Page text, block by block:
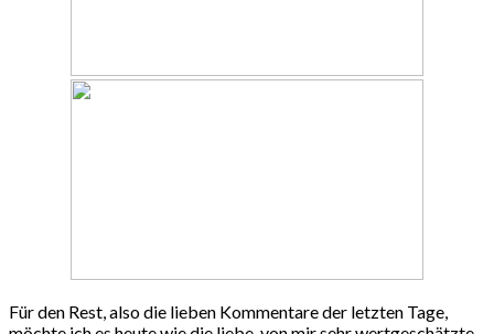
Für den Rest, also die lieben Kommentare der letzten Tage,